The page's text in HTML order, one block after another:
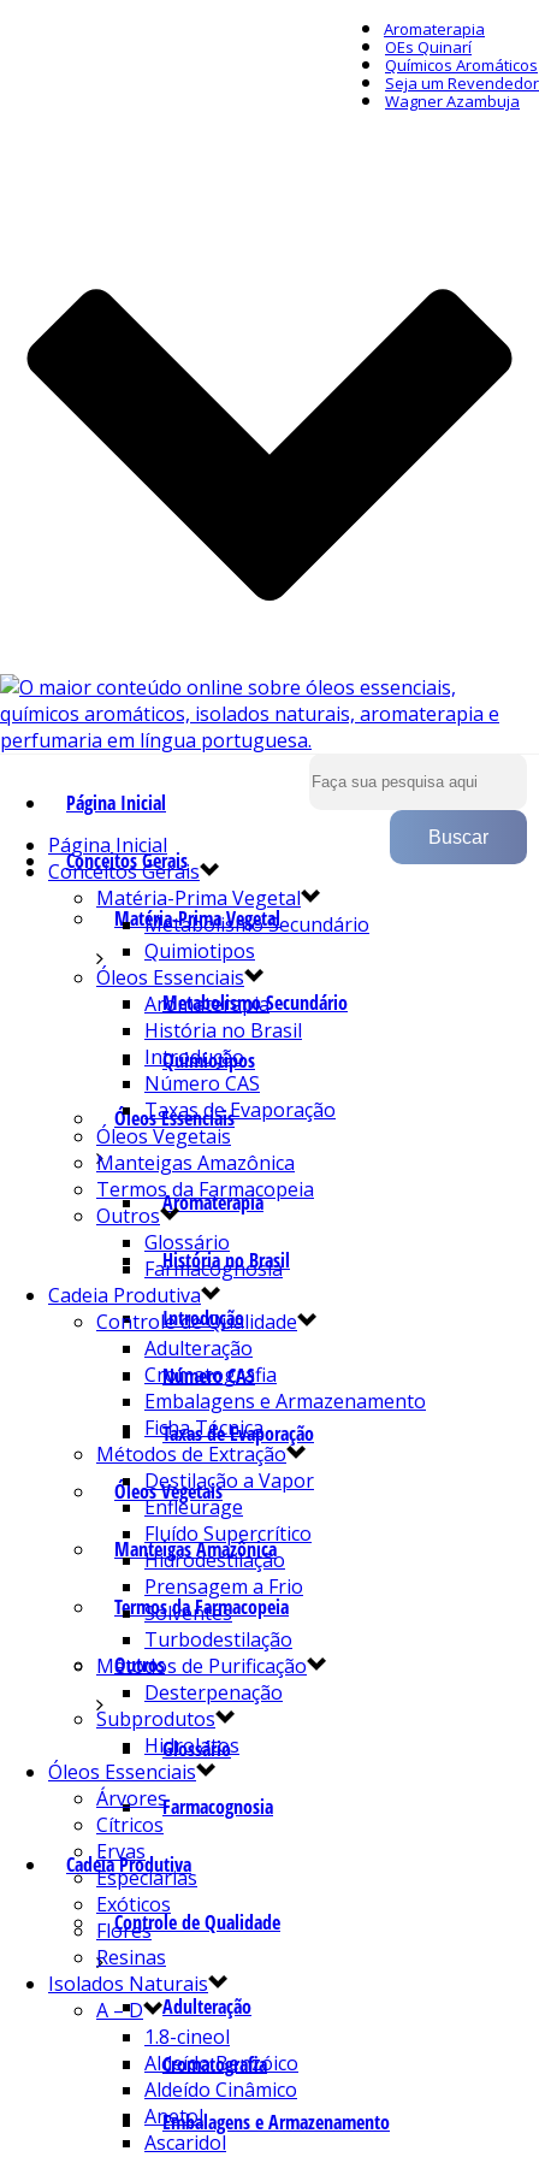
Aromaterapia
OEs Quinarí
Químicos Aromáticos
Seja um Revendedor
Wagner Azambuja
Página Inicial
Conceitos Gerais
Matéria-Prima Vegetal
Metabolismo Secundário
Quimiotipos
Óleos Essenciais
Aromaterapia
História no Brasil
Introdução
Número CAS
Taxas de Evaporação
Óleos Vegetais
Manteigas Amazônica
Termos da Farmacopeia
Outros
Glossário
Farmacognosia
Cadeia Produtiva
Controle de Qualidade
Adulteração
Cromatografia
Embalagens e Armazenamento
Página Inicial
Conceitos Gerais
Matéria-Prima Vegetal
Metabolismo Secundário
Quimiotipos
Óleos Essenciais
Aromaterapia
História no Brasil
Introdução
Número CAS
Taxas de Evaporação
Óleos Vegetais
Manteigas Amazônica
Termos da Farmacopeia
Outros
Glossário
Farmacognosia
Cadeia Produtiva
Controle de Qualidade
Adulteração
Cromatografia
Embalagens e Armazenamento
Ficha Técnica
Métodos de Extração
Destilação a Vapor
Enfleurage
Fluído Supercrítico
Hidrodestilação
Prensagem a Frio
Solventes
Turbodestilação
Métodos de Purificação
Desterpenação
Subprodutos
Hidrolatos
Óleos Essenciais
Árvores
Cítricos
Ervas
Especiarias
Exóticos
Flores
Resinas
Isolados Naturais
A – D
1.8-cineol
Aldeído Benzóico
Aldeído Cinâmico
Anetol
Ascaridol